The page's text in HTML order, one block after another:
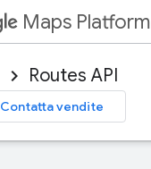
Maps Platform
Routes API
Contatta vendite